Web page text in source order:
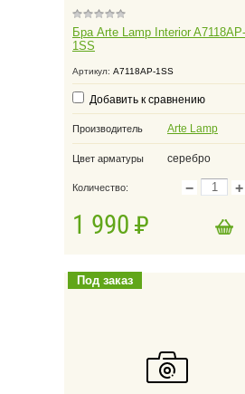
Бра Arte Lamp Interior A7118AP-
1SS
Артикул: A7118AP-1SS
Добавить к сравнению
Производитель Arte Lamp
Цвет арматуры серебро
Количество: − +
1 990
Добавить в корзину
Под заказ